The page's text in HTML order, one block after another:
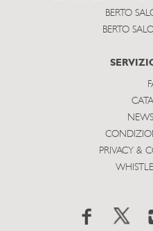
BERTO
BERTO
PRIVACY &